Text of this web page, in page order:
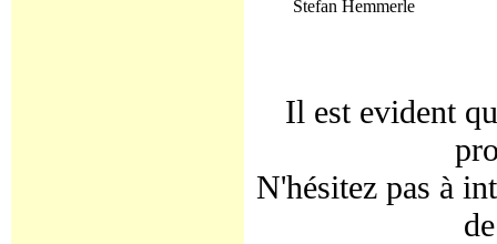
Stefan Hemmerle
Il est evident
N'hésitez pas à